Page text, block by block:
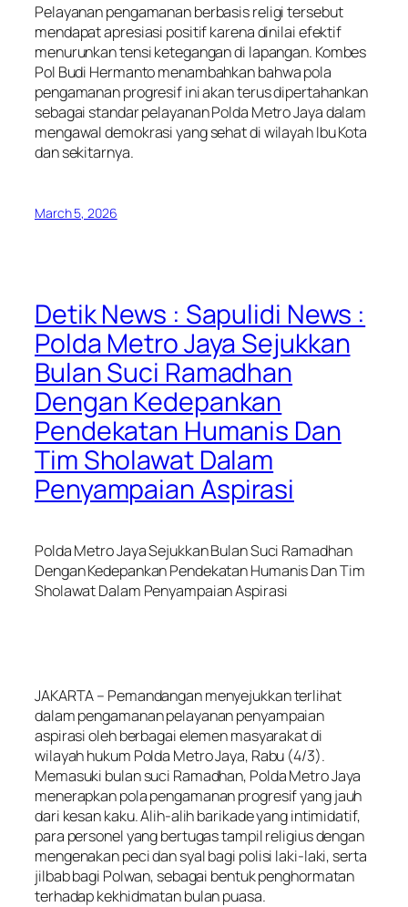
Pelayanan pengamanan berbasis religi tersebut
mendapat apresiasi positif karena dinilai efektif
menurunkan tensi ketegangan di lapangan. Kombes
Pol Budi Hermanto menambahkan bahwa pola
pengamanan progresif ini akan terus dipertahankan
sebagai standar pelayanan Polda Metro Jaya dalam
mengawal demokrasi yang sehat di wilayah Ibu Kota
dan sekitarnya.
March 5, 2026
Detik News : Sapulidi News :
Polda Metro Jaya Sejukkan
Bulan Suci Ramadhan
Dengan Kedepankan
Pendekatan Humanis Dan
Tim Sholawat Dalam
Penyampaian Aspirasi
Polda Metro Jaya Sejukkan Bulan Suci Ramadhan
Dengan Kedepankan Pendekatan Humanis Dan Tim
Sholawat Dalam Penyampaian Aspirasi
JAKARTA – Pemandangan menyejukkan terlihat
dalam pengamanan pelayanan penyampaian
aspirasi oleh berbagai elemen masyarakat di
wilayah hukum Polda Metro Jaya, Rabu (4/3).
Memasuki bulan suci Ramadhan, Polda Metro Jaya
menerapkan pola pengamanan progresif yang jauh
dari kesan kaku. Alih-alih barikade yang intimidatif,
para personel yang bertugas tampil religius dengan
mengenakan peci dan syal bagi polisi laki-laki, serta
jilbab bagi Polwan, sebagai bentuk penghormatan
terhadap kekhidmatan bulan puasa.